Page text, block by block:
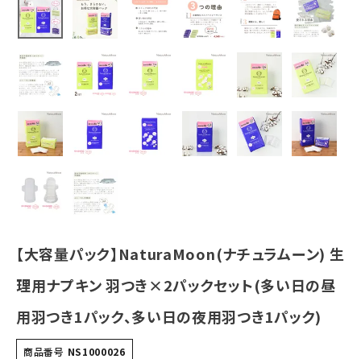
ホーム
カテゴリーから探す
美容・コスメ・香水
衛生用品
日用品雑貨
フェムケア
インナー・下着・ナイトウェア
キッズ・ベビー・マタニティ
【大容量パック】NaturaMoon(ナチュラムーン) 生
理用ナプキン 羽つき×2パックセット(多い日の昼
用羽つき1パック、多い日の夜用羽つき1パック)
商品番号 NS1000026